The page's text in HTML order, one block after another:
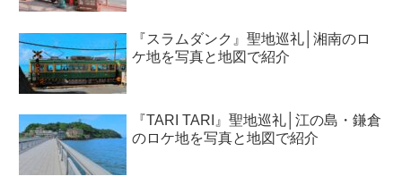
『スラムダンク』聖地巡礼│湘南のロ
ケ地を写真と地図で紹介
『TARI TARI』聖地巡礼│江の島・鎌倉
のロケ地を写真と地図で紹介